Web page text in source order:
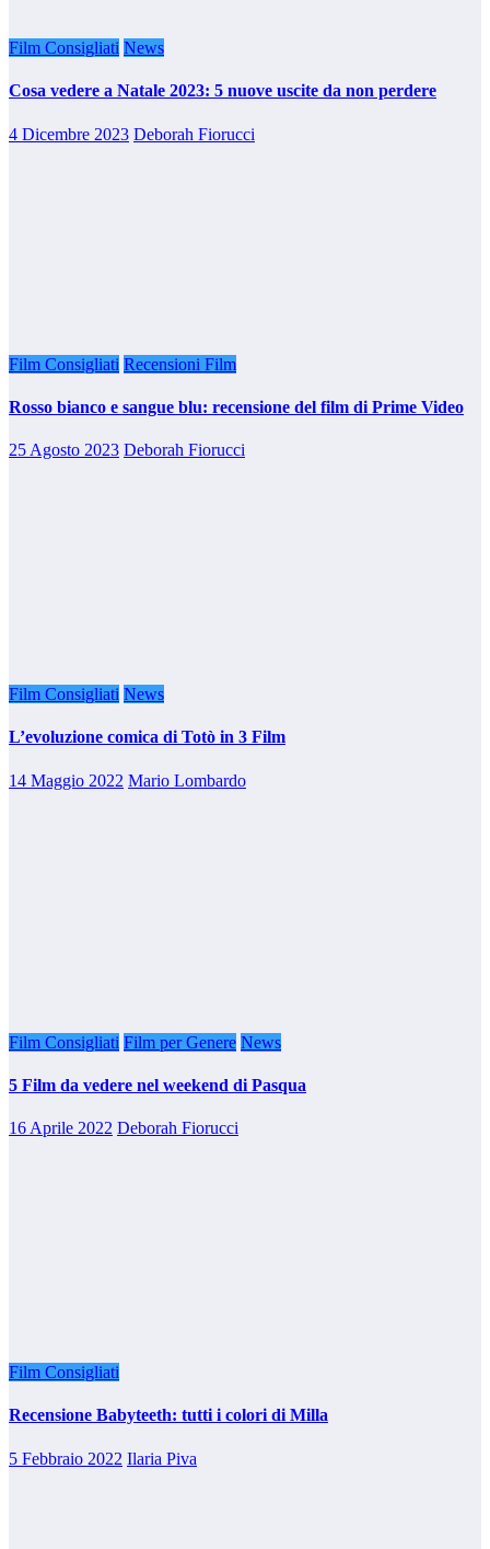
Film Consigliati News
Cosa vedere a Natale 2023: 5 nuove uscite da non perdere
4 Dicembre 2023 Deborah Fiorucci
Film Consigliati Recensioni Film
Rosso bianco e sangue blu: recensione del film di Prime Video
25 Agosto 2023 Deborah Fiorucci
Film Consigliati News
L’evoluzione comica di Totò in 3 Film
14 Maggio 2022 Mario Lombardo
Film Consigliati Film per Genere News
5 Film da vedere nel weekend di Pasqua
16 Aprile 2022 Deborah Fiorucci
Film Consigliati
Recensione Babyteeth: tutti i colori di Milla
5 Febbraio 2022 Ilaria Piva